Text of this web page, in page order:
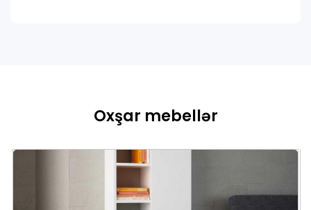
Oxşar mebellər